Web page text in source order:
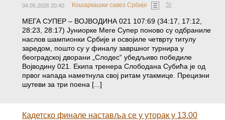
04.05.2026 20:40 Кошаркашки савез Србије Sr
МЕГА СУПЕР – ВОЈВОДИНА 021 107:69 (34:17, 17:12,
28:23, 28:17) Јуниорке Меге Супер поново су одбраниле
наслов шампионки Србије и освојиле четврту титулу
заредом, пошто су у финалу завршног турнира у
београдској дворани „Слодес“ убедљиво победиле
Војводину 021. Екипа тренера Слободана Субића је од
првог напада наметнула свој ритам утакмице. Прецизни
шутеви за три поена [...]
Кадетско финале наставља се у уторак у 13.00